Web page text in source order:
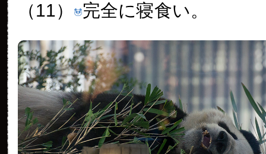
（11） 完全に寝食い。